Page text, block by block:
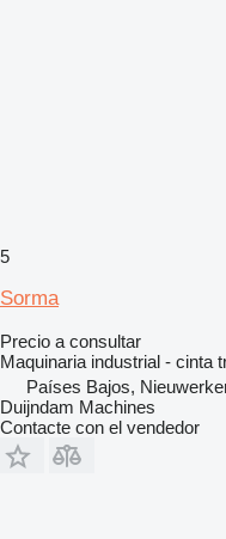
5
Sorma
Precio a consultar
Maquinaria industrial - cinta
Países Bajos,
Duijndam Machines
Contacte con el vendedor